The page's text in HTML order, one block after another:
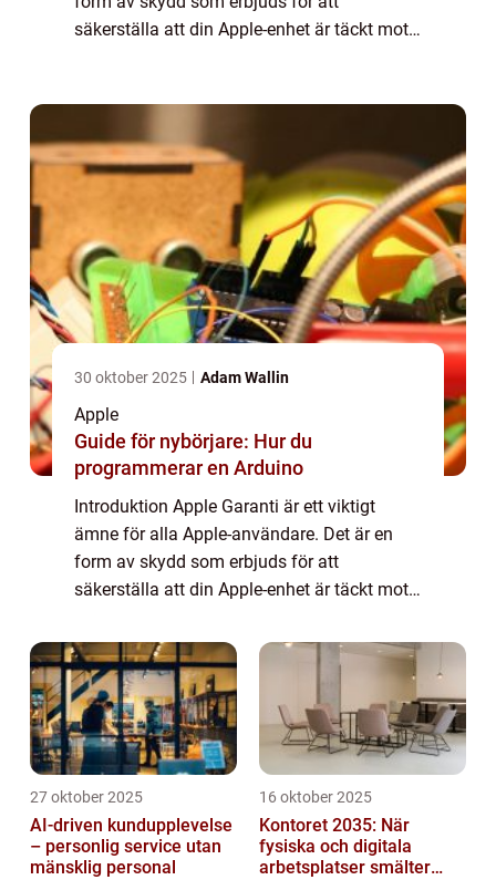
säkerställa att din Apple-enhet är täckt mot
30 oktober 2025 Adam Wallin
Apple
Guide för nybörjare: Hur du
programmerar en Arduino
Introduktion Apple Garanti är ett viktigt
ämne för alla Apple-användare. Det är en
form av skydd som erbjuds för att
säkerställa att din Apple-enhet är täckt mot
denna artikel kommer vi att ge en översiktli...
27 oktober 2025
AI-driven kundupplevelse
– personlig service utan
mänsklig personal
16 oktober 2025
Kontoret 2035: När
fysiska och digitala
arbetsplatser smälter